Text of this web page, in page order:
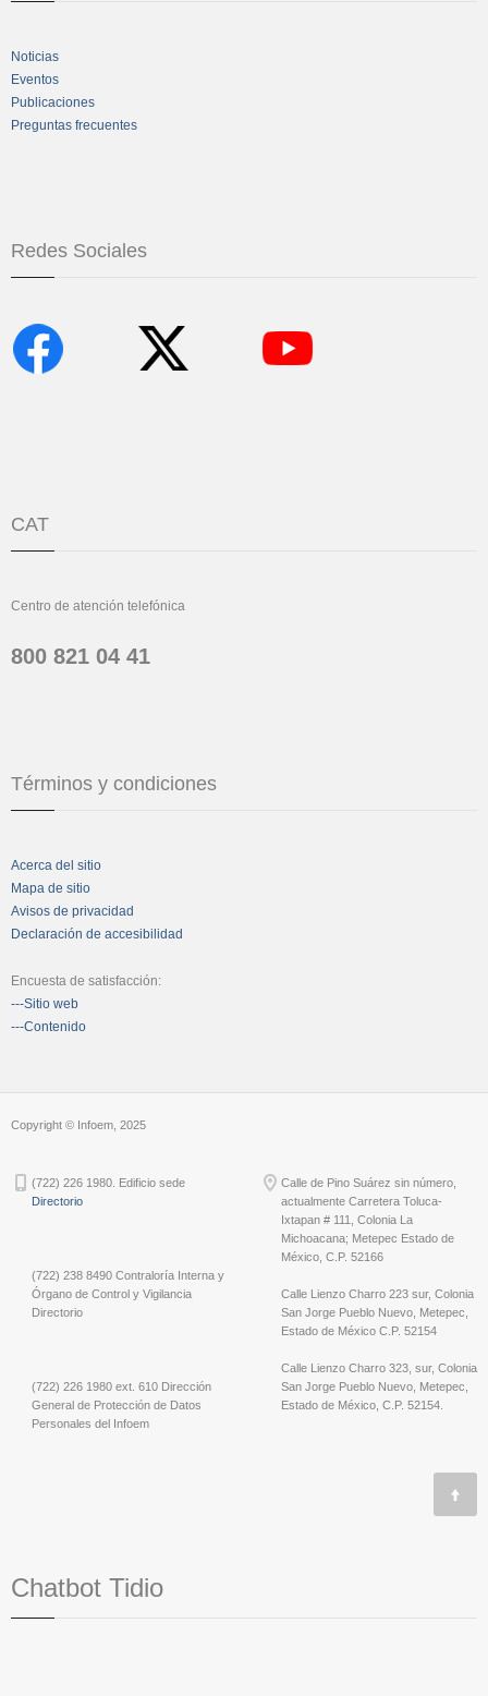
Noticias
Eventos
Publicaciones
Preguntas frecuentes
Redes Sociales
CAT
Centro de atención telefónica
800 821 04 41
Términos y condiciones
Acerca del sitio
Mapa de sitio
Avisos de privacidad
Declaración de accesibilidad
Encuesta de satisfacción:
---Sitio web
---Contenido
Copyright © Infoem, 2025
(722) 226 1980. Edificio sede
Directorio
(722) 238 8490 Contraloría Interna y
Órgano de Control y Vigilancia
Directorio
(722) 226 1980 ext. 610 Dirección
General de Protección de Datos
Personales del Infoem
Calle de Pino Suárez sin número,
actualmente Carretera Toluca-
Ixtapan # 111, Colonia La
Michoacana; Metepec Estado de
México, C.P. 52166
Calle Lienzo Charro 223 sur, Colonia
San Jorge Pueblo Nuevo, Metepec,
Estado de México C.P. 52154
Calle Lienzo Charro 323, sur, Colonia
San Jorge Pueblo Nuevo, Metepec,
Estado de México, C.P. 52154.
Chatbot Tidio